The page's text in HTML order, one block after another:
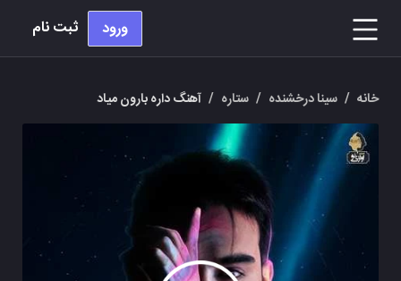
ورود ثبت نام
خانه / سینا درخشنده / ستاره / آهنگ داره بارون میاد